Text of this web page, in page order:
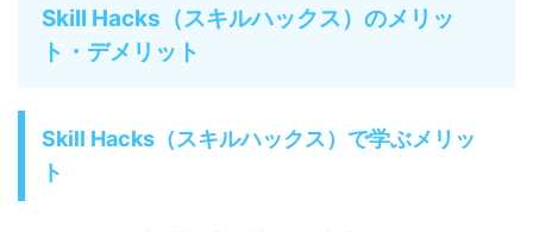
Skill Hacks（スキルハックス）のメリッ
ト・デメリット
Skill Hacks（スキルハックス）で学ぶメリッ
ト